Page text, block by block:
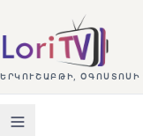
ԵՐԿՈՒՇԱԲԹԻ, ՕԳՈՍՏՈՍԻ